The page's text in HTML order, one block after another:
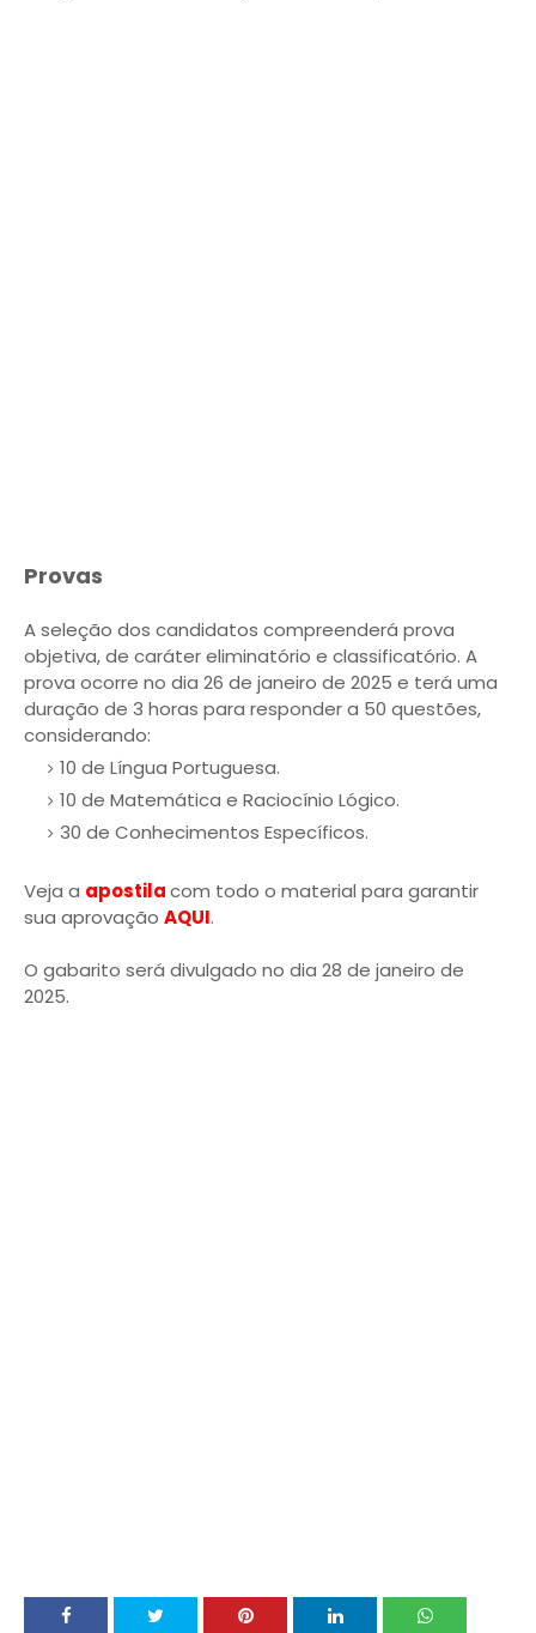
Provas
A seleção dos candidatos compreenderá prova
objetiva, de caráter eliminatório e classificatório. A
prova ocorre no dia 26 de janeiro de 2025 e terá uma
duração de 3 horas para responder a 50 questões,
considerando:
10 de Língua Portuguesa.
10 de Matemática e Raciocínio Lógico.
30 de Conhecimentos Específicos.
Veja a apostilacom todo o material para garantir
sua aprovação AQUI.
O gabarito será divulgado no dia 28 de janeiro de
2025.